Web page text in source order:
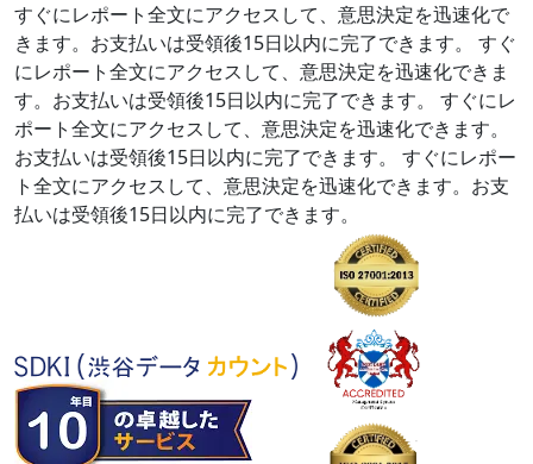
すぐにレポート全文にアクセスして、意思決定を迅速化で
きます。お支払いは受領後15日以内に完了できます。
すぐ
にレポート全文にアクセスして、意思決定を迅速化できま
す。お支払いは受領後15日以内に完了できます。
すぐにレ
ポート全文にアクセスして、意思決定を迅速化できます。
お支払いは受領後15日以内に完了できます。
すぐにレポー
ト全文にアクセスして、意思決定を迅速化できます。お支
払いは受領後15日以内に完了できます。